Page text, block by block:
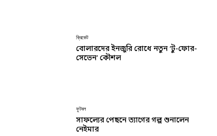
ক্রিকেট
বোলারদের ইনজুরি রোধে নতুন ‘টু-ফোর-
সেভেন’ কৌশল
ফুটবল
সাফল্যের পেছনে ত্যাগের গল্প শুনালেন
নেইমার